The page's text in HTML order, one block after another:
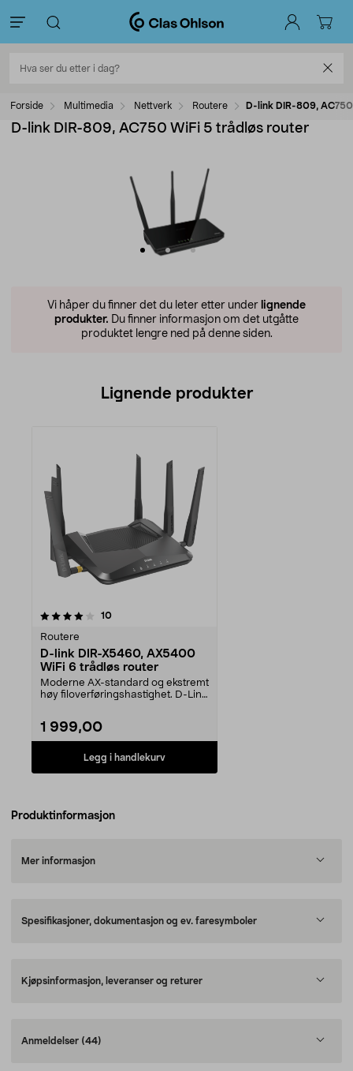
Forside Multimedia Nettverk Routere D-link DIR-809,
D-link DIR-809, AC750 WiFi 5 trådløs router
Vi håper du finner det du leter etter under lignende
produkter. Du finner informasjon om det utgåtte
produktet lengre ned på denne siden.
Lignende produkter
10anmeldelser
Routere
D-link DIR-X5460, AX5400
WiFi 6 trådløs router
Moderne AX-standard og ekstremt
høy filoverføringshastighet. D-Link
1 999,00
Legg i handlekurv
Produktinformasjon
Mer informasjon
Spesifikasjoner, dokumentasjon og ev. faresymboler
Kjøpsinformasjon, leveranser og returer
Anmeldelser (44)